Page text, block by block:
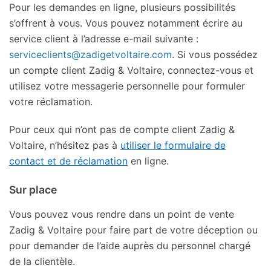
Pour les demandes en ligne, plusieurs possibilités
s’offrent à vous. Vous pouvez notamment écrire au
service client à l’adresse e-mail suivante :
serviceclients@zadigetvoltaire.com. Si vous possédez
un compte client Zadig & Voltaire, connectez-vous et
utilisez votre messagerie personnelle pour formuler
votre réclamation.
Pour ceux qui n’ont pas de compte client Zadig &
Voltaire, n’hésitez pas à utiliser le formulaire de
contact et de réclamation en ligne.
Sur place
Vous pouvez vous rendre dans un point de vente
Zadig & Voltaire pour faire part de votre déception ou
pour demander de l’aide auprès du personnel chargé
de la clientèle.